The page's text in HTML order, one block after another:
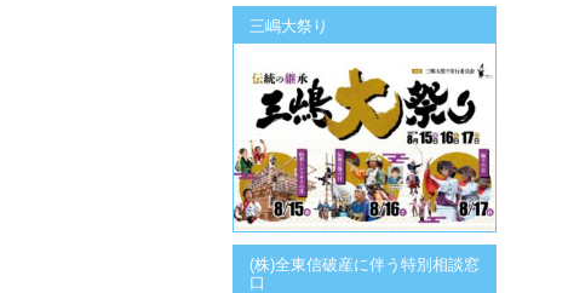
三嶋大祭り
(株)全東信破産に伴う特別相談窓
口